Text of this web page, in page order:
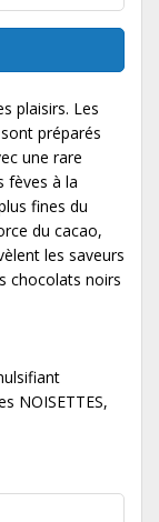
plaisirs. Les
préparés
une rare
fèves à la
fines du
du cacao,
les saveurs
chocolats noirs
NOISETTES,